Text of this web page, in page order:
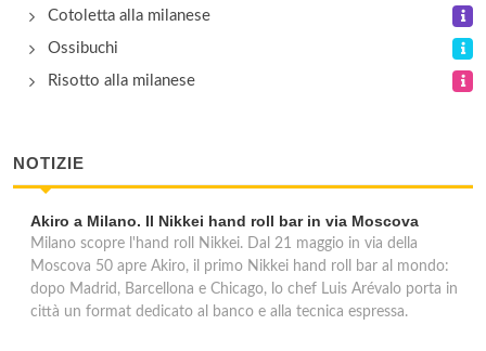
via Giuseppe Giacosa 4, Milano
La Bellingereta
via Luigi Varanini 22, Milano
Mar Rosso
via Marco Aurelio 8, Milano
Cotoletta alla milanese
Ossibuchi
Risotto alla milanese
NOTIZIE
Akiro a Milano. Il Nikkei hand roll bar in via Moscova
Milano scopre l'hand roll Nikkei. Dal 21 maggio in via della
Moscova 50 apre Akiro, il primo Nikkei hand roll bar al mondo:
dopo Madrid, Barcellona e Chicago, lo chef Luis Arévalo porta in
città un format dedicato al banco e alla tecnica espressa.